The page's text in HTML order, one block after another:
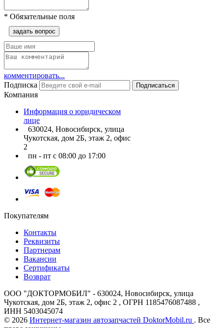
* Обязательные поля
задать вопрос
комментировать...
Подписка
Подписаться
Компания
Информация о юридическом
лице
630024, Новосибирск, улица
Чукотская, дом 2Б, этаж 2, офис
2
пн - пт с 08:00 до 17:00
Покупателям
Контакты
Реквизиты
Партнерам
Вакансии
Сертификаты
Возврат
ООО "ДОКТОРМОБИЛ" - 630024, Новосибирск, улица
Чукотская, дом 2Б, этаж 2, офис 2 , ОГРН 1185476087488 ,
ИНН 5403045074
© 2026 Интернет-магазин автозапчастей DoktorMobil.ru . Все